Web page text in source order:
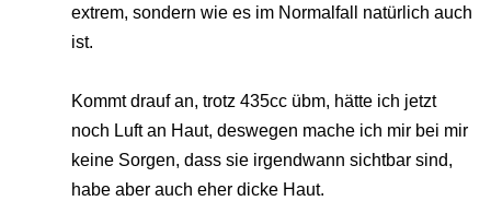
extrem, sondern wie es im Normalfall natürlich auch
ist.
Kommt drauf an, trotz 435cc übm, hätte ich jetzt
noch Luft an Haut, deswegen mache ich mir bei mir
keine Sorgen, dass sie irgendwann sichtbar sind,
habe aber auch eher dicke Haut.